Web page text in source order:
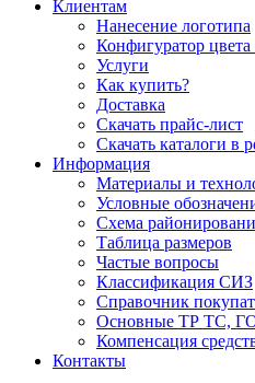
Клиентам
Нанесение логотипа
Конфигуратор
Услуги
Как купить?
Доставка
Скачать прайс-лист
Скачать каталоги в
Информация
Материалы и
Условные
Схема
Таблица размеров
Частые вопросы
Классификация СИЗ
Справочник
Основные ТР ТС,
Компенсация
Контакты